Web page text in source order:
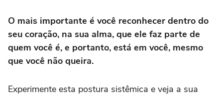
O mais importante é você reconhecer dentro do
seu coração, na sua alma, que ele faz parte de
quem você é, e portanto, está em você, mesmo
que você não queira.
Experimente esta postura sistêmica e veja a sua